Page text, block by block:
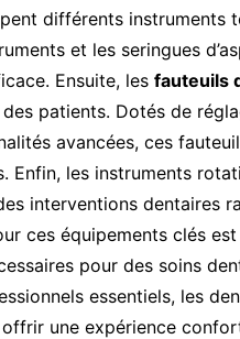
différents instruments
et les seringues
Ensuite, les fauteuils
patients. Dotés de
avancées, ces
Enfin, les instruments
interventions dentaires
ces équipements clés
pour des soins
essentiels, les
une expérience